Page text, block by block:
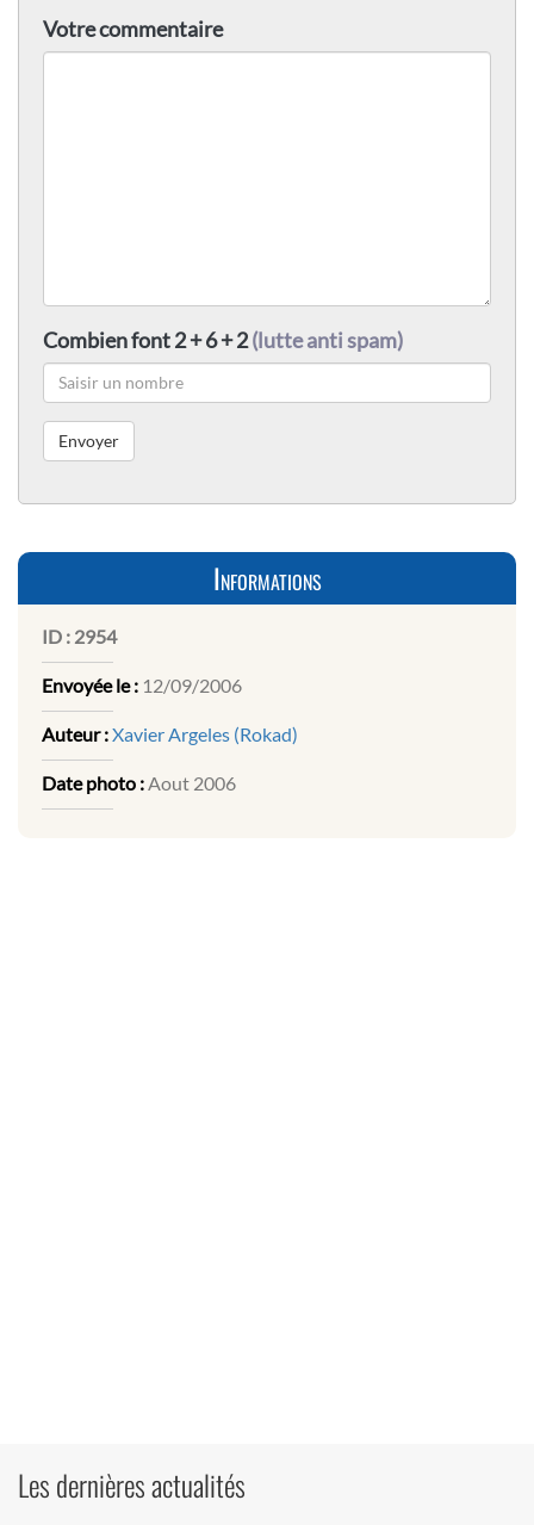
Votre commentaire
Combien font 2 + 6 + 2(lutte anti spam)
Informations
ID : 2954
Envoyée le : 12/09/2006
Auteur :Xavier Argeles (Rokad)
Date photo : Aout 2006
Les dernières actualités